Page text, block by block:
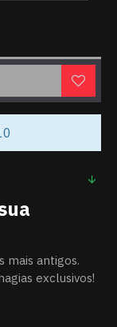
mais antigos.
exclusivos!